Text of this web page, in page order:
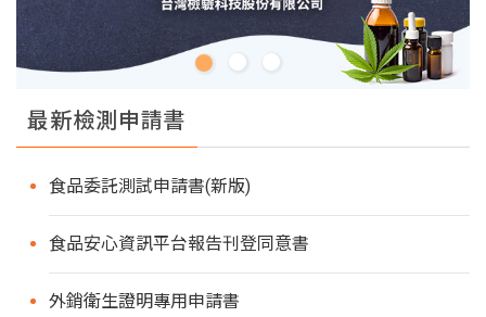
最新檢測申請書
食品委託測試申請書(新版)
食品安心資訊平台報告刊登同意書
外銷衛生證明專用申請書